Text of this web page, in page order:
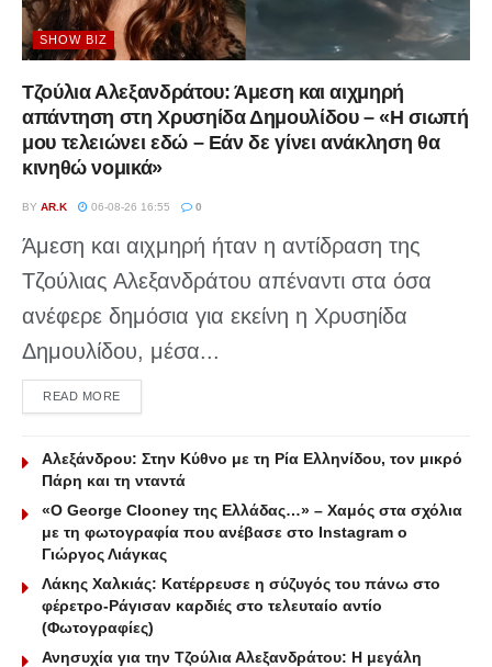
SHOW BIZ
Τζούλια Αλεξανδράτου: Άμεση και αιχμηρή
απάντηση στη Χρυσηίδα Δημουλίδου – «Η σιωπή
μου τελειώνει εδώ – Εάν δε γίνει ανάκληση θα
κινηθώ νομικά»
BY AR.K 06-08-26 16:55 0
Άμεση και αιχμηρή ήταν η αντίδραση της
Τζούλιας Αλεξανδράτου απέναντι στα όσα
ανέφερε δημόσια για εκείνη η Χρυσηίδα
Δημουλίδου, μέσα...
READ MOREDETAILS
Αλεξάνδρου: Στην Κύθνο με τη Ρία Ελληνίδου, τον μικρό
Πάρη και τη νταντά
«Ο George Clooney της Ελλάδας…» – Χαμός στα σχόλια
με τη φωτογραφία που ανέβασε στο Instagram ο
Γιώργος Λιάγκας
Λάκης Χαλκιάς: Κατέρρευσε η σύζυγός του πάνω στο
φέρετρο-Ράγισαν καρδιές στο τελευταίο αντίο
(Φωτογραφίες)
Ανησυχία για την Τζούλια Αλεξανδράτου: Η μεγάλη